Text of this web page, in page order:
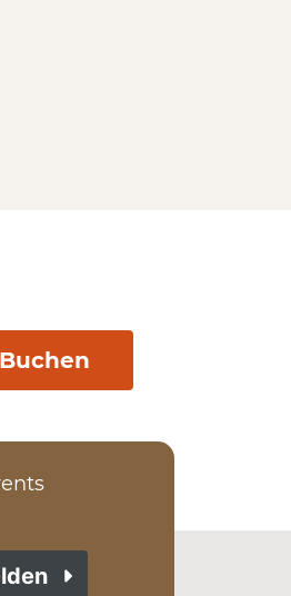
Buchen